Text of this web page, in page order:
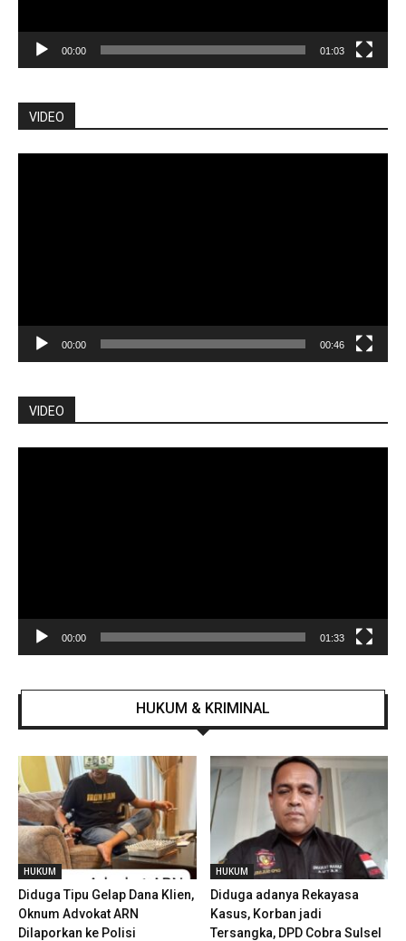
00:00 01:03
VIDEO
00:00 00:46
VIDEO
00:00 01:33
HUKUM & KRIMINAL
HUKUM
Diduga Tipu Gelap Dana Klien,
Oknum Advokat ARN
Dilaporkan ke Polisi
HUKUM
Diduga adanya Rekayasa
Kasus, Korban jadi
Tersangka, DPD Cobra Sulsel